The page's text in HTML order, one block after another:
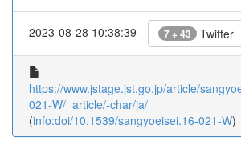
2023-08-28 10:38:39 7 + 43 Twitter
https://www.jstage.jst.go.jp/article/
021-W/_article/-char/ja/
(info:doi/10.1539/sangyoeisei.16-021-W)